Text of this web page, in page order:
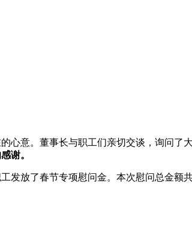
心意。董事长与职工们亲切交谈，询问了
谢。
发放了春节专项慰问金。本次慰问总金额